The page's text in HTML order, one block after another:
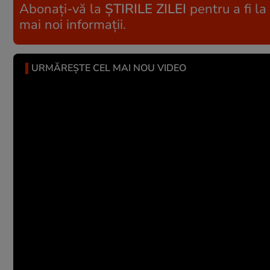
Abonați-vă la ȘTIRILE ZILEI pentru a fi la
mai noi informații.
URMĂREȘTE CEL MAI NOU VIDEO